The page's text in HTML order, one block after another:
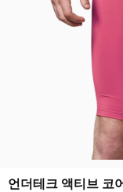
언더테크 액티브 코